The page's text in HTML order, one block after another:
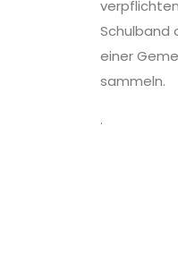
Schulband
einer
sammeln.
.